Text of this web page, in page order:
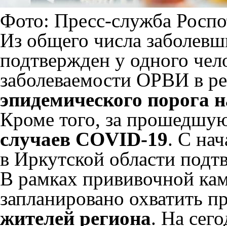
Фото: Пресс-служба
Из общего числа
подтвержден у одного
заболеваемости ОРВИ в
эпидемического порога
Кроме того, за
случаев COVID-19. С
в Иркутской области
В рамках прививочной
запланировано охватить
жителей региона. На